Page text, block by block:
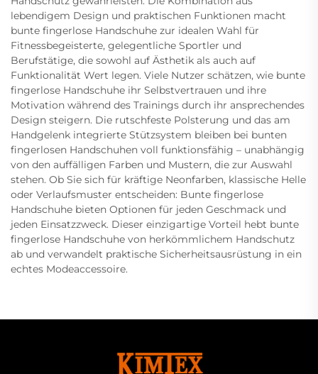
lebendigem Design und praktischen Funktionen macht
bunte fingerlose Handschuhe zur idealen Wahl für
Fitnessbegeisterte, gelegentliche Sportler und
Berufstätige, die sowohl auf Ästhetik als auch auf
Funktionalität Wert legen. Viele Nutzer schätzen, wie bunte
fingerlose Handschuhe ihr Selbstvertrauen und ihre
Motivation während des Trainings durch ihr ansprechendes
Design steigern. Die rutschfeste Polsterung und das am
Handgelenk integrierte Stützsystem bleiben bei bunten
fingerlosen Handschuhen voll funktionsfähig – unabhängig
von den auffälligen Farben und Mustern, die zur Auswahl
stehen. Ob Sie sich für kräftige Neonfarben, klassische Helle
oder Verlaufsmuster entscheiden: Bunte fingerlose
Handschuhe bieten Optionen für jeden Geschmack und
jeden Einsatzzweck. Dieser einzigartige Vorteil hebt bunte
fingerlose Handschuhe von herkömmlichem Handschutz
ab und verwandelt praktische Sicherheitsausrüstung in ein
echtes Modeaccessoire.